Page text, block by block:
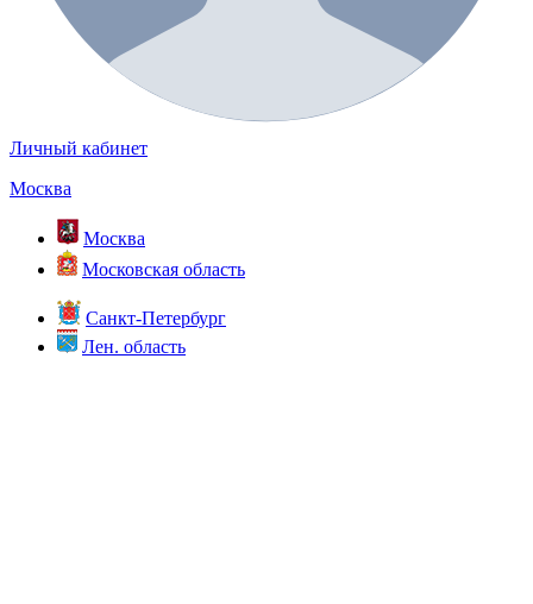
Личный кабинет
Москва
Москва
Московская область
Санкт-Петербург
Лен. область